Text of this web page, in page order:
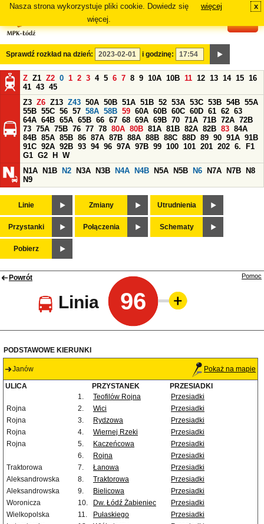
Nasza strona wykorzystuje pliki cookie. Dowiedz się
więcej.
więcej x
Sprawdź rozkład na dzień: i godzinę:
Z Z1 Z2 0 1 2 3 4 5 6 7 8 9 10A 10B 11 12 13 14 15 16
41 43 45
Z3 Z6 Z13 Z43 50A 50B 51A 51B 52 53A 53C 53B 54B 55A
55B 55C 56 57 58A 58B 59 60A 60B 60C 60D 61 62 63
64A 64B 65A 65B 66 67 68 69A 69B 70 71A 71B 72A 72B
73 75A 75B 76 77 78 80A 80B 81A 81B 82A 82B 83 84A
84B 85A 85B 86 87A 87B 88A 88B 88C 88D 89 90 91A 91B
91C 92A 92B 93 94 96 97A 97B 99 100 101 201 202 6.
F1
G1 G2 H
W
N1A
N1B N2 N3A N3B N4A N4B N5A N5B N6 N7A N7B
N8
N9
Linie Zmiany Utrudnienia
Przystanki Połączenia Schematy
Pobierz
Powrót
Linia 96
Pomoc
PODSTAWOWE KIERUNKI
Janów Pokaż na mapie
ULICA PRZYSTANEK
PRZESIADKI
1.
Teofilów Rojna
Przesiadki
Rojna
2. Wici
Przesiadki
Rojna
3. Rydzowa
Przesiadki
Rojna
4. Wiernej Rzeki
Przesiadki
Rojna
5. Kaczeńcowa
Przesiadki
6.
Rojna
Przesiadki
Traktorowa
7. Łanowa
Przesiadki
Aleksandrowska
8. Traktorowa
Przesiadki
Aleksandrowska
9. Bielicowa
Przesiadki
Woronicza
10. Dw. Łódź Żabieniec
Przesiadki
Wielkopolska
11. Pułaskiego
Przesiadki